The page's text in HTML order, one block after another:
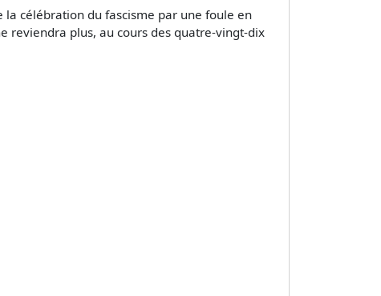
la célébration du fascisme par une foule en
reviendra plus, au cours des quatre-vingt-dix